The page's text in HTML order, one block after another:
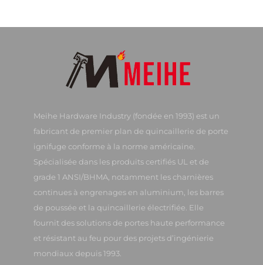
Meihe Hardware Industry (fondée en 1993) est un
fabricant de premier plan de quincaillerie de porte
ignifuge conforme à la norme américaine.
Spécialisée dans les produits certifiés UL et de
grade 1 ANSI/BHMA, notamment les charnières
continues à engrenages en aluminium, les barres
de poussée et la quincaillerie électrifiée. Elle
fournit des solutions de portes haute performance
et résistant au feu pour des projets d’ingénierie
mondiaux depuis 1993.